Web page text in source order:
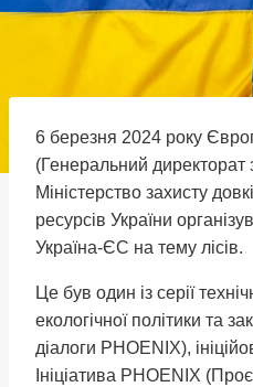
6 березня 2024 року
(Генеральний директорат
Міністерство захисту
ресурсів України
Україна-ЄС на тему лісів.
Це був один із серії
екологічної політики та
діалоги PHOENIX),
Ініціатива PHOENIX